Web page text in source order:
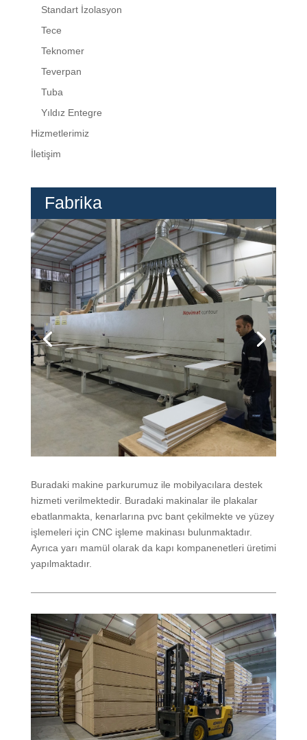
Standart İzolasyon
Tece
Teknomer
Teverpan
Tuba
Yıldız Entegre
Hizmetlerimiz
İletişim
Fabrika
Buradaki makine parkurumuz ile mobilyacılara destek
hizmeti verilmektedir. Buradaki makinalar ile plakalar
ebatlanmakta, kenarlarına pvc bant çekilmekte ve yüzey
işlemeleri için CNC işleme makinası bulunmaktadır.
Ayrıca yarı mamül olarak da kapı kompanenetleri üretimi
yapılmaktadır.